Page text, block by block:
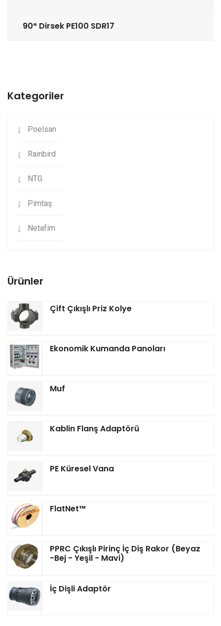
90° Dirsek PE100 SDR17
Kategoriler
Poelsan
Rainbird
NTG
Pimtaş
Netafim
Ürünler
Çift Çıkışlı Priz Kolye
Ekonomik Kumanda Panoları
Muf
Kablin Flanş Adaptörü
PE Küresel Vana
FlatNet™
PPRC Çıkışlı Pirinç İç Diş Rakor (Beyaz
-Bej - Yeşil - Mavi)
İç Dişli Adaptör